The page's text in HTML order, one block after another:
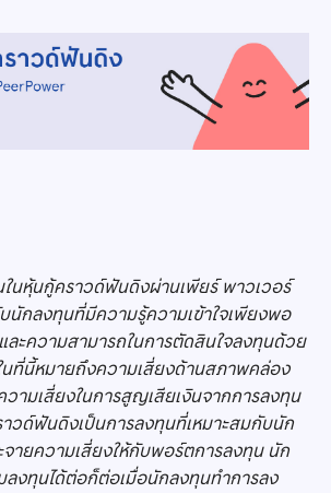
ในหุ้นกู้คราวด์ฟันดิงผ่านเพียร์ พาวเวอร์
นักลงทุนที่มีความรู้ความเข้าใจเพียงพอ
ละความสามารถในการตัดสินใจลงทุนด้วย
นที่นี้หมายถึงความเสี่ยงด้านสภาพคล่อง
ามเสี่ยงในการสูญเสียเงินจากการลงทุน
วด์ฟันดิงเป็นการลงทุนที่เหมาะสมกับนัก
ายความเสี่ยงให้กับพอร์ตการลงทุน นัก
ลงทุนได้ต่อก็ต่อเมื่อนักลงทุนทำการลง